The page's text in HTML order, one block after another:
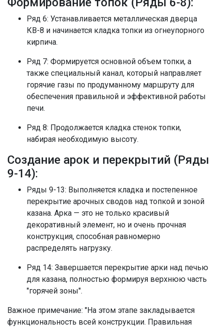
Ряд 6: Устанавливается металлическая дверца
КВ-8 и начинается кладка топки из огнеупорного
кирпича.
Ряд 7: Формируется основной объем топки, а
также специальный канал, который направляет
горячие газы по продуманному маршруту для
обеспечения правильной и эффективной работы
печи.
Ряд 8: Продолжается кладка стенок топки,
набирая необходимую высоту.
Создание арок и перекрытий (Ряды
9-14):
Ряды 9-13: Выполняется кладка и постепенное
перекрытие арочных сводов над топкой и зоной
казана. Арка — это не только красивый
декоративный элемент, но и очень прочная
конструкция, способная равномерно
распределять нагрузку.
Ряд 14: Завершается перекрытие арки над печью
для казана, полностью формируя верхнюю часть
"горячей зоны".
Важное примечание: "На этом этапе закладывается
функциональность всей конструкции. Правильная